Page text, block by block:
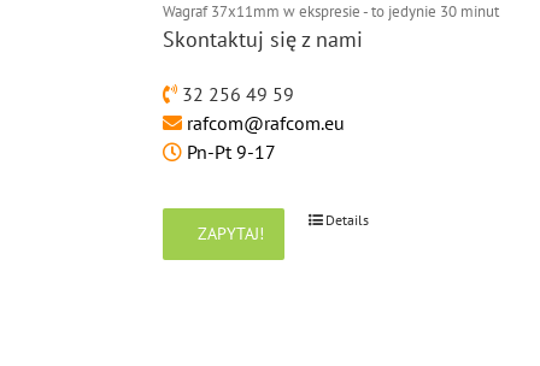
Wagraf 37x11mm w ekspresie - to jedynie 30 minut
Skontaktuj się z nami
32 256 49 59
rafcom@rafcom.eu
Pn-Pt 9-17
ZAPYTAJ!
Details